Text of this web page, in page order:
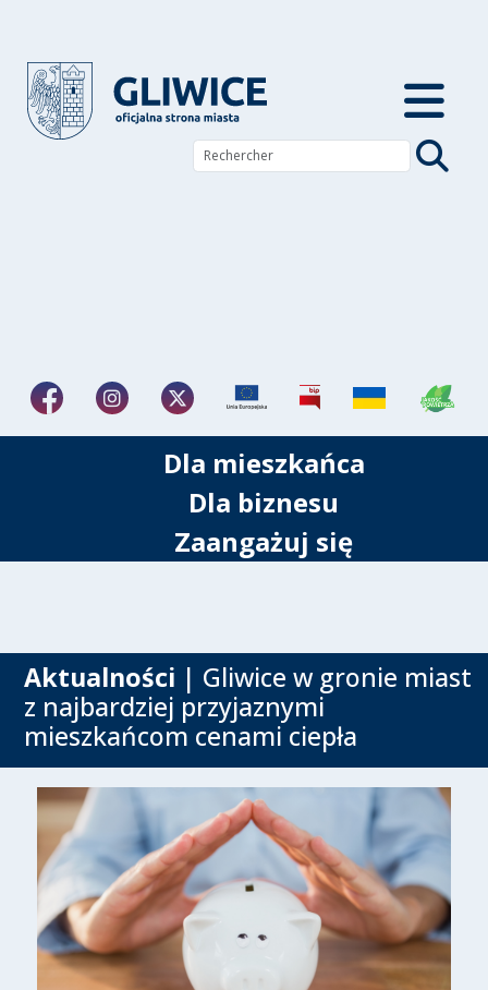
Dla mieszkańca
Dla biznesu
Zaangażuj się
Aktualności | Gliwice w gronie miast
z najbardziej przyjaznymi
mieszkańcom cenami ciepła